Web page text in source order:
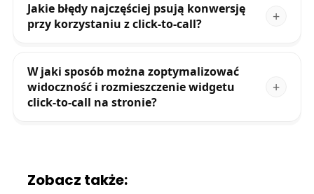
Jakie błędy najczęściej psują konwersję
przy korzystaniu z click-to-call?
W jaki sposób można zoptymalizować
widoczność i rozmieszczenie widgetu
click-to-call na stronie?
Zobacz także: